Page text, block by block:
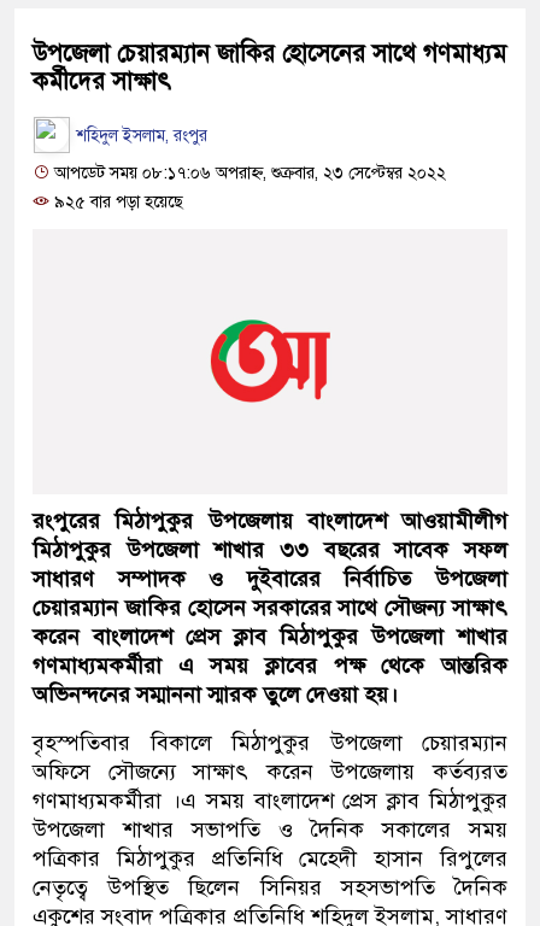
উপজেলা চেয়ারম্যান জাকির হোসেনের সাথে গণমাধ্যম
কর্মীদের সাক্ষাৎ
শহিদুল ইসলাম, রংপুর
আপডেট সময় ০৮:১৭:০৬ অপরাহ্ন, শুক্রবার, ২৩ সেপ্টেম্বর ২০২২
৯২৫ বার পড়া হয়েছে
রংপুরের মিঠাপুকুর উপজেলায় বাংলাদেশ আওয়ামীলীগ
মিঠাপুকুর উপজেলা শাখার ৩৩ বছরের সাবেক সফল
সাধারণ সম্পাদক ও দুইবারের নির্বাচিত উপজেলা
চেয়ারম্যান জাকির হোসেন সরকারের সাথে সৌজন্য সাক্ষাৎ
করেন বাংলাদেশ প্রেস ক্লাব মিঠাপুকুর উপজেলা শাখার
গণমাধ্যমকর্মীরা এ সময় ক্লাবের পক্ষ থেকে আন্তরিক
অভিনন্দনের সম্মাননা স্মারক তুলে দেওয়া হয়।
বৃহস্পতিবার বিকালে মিঠাপুকুর উপজেলা চেয়ারম্যান
অফিসে সৌজন্যে সাক্ষাৎ করেন উপজেলায় কর্তব্যরত
গণমাধ্যমকর্মীরা ।এ সময় বাংলাদেশ প্রেস ক্লাব মিঠাপুকুর
উপজেলা শাখার সভাপতি ও দৈনিক সকালের সময়
পত্রিকার মিঠাপুকুর প্রতিনিধি মেহেদী হাসান রিপুলের
নেতৃত্বে উপস্থিত ছিলেন সিনিয়র সহসভাপতি দৈনিক
একুশের সংবাদ পত্রিকার প্রতিনিধি শহিদুল ইসলাম, সাধারণ